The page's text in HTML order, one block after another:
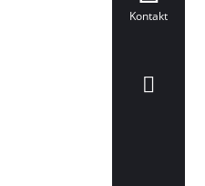
Kontakt